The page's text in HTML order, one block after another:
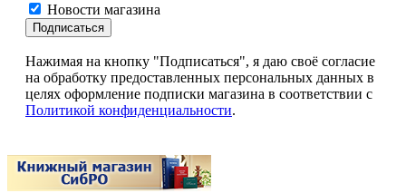
Новости магазина
Подписаться
Нажимая на кнопку "Подписаться", я даю своё согласие
на обработку предоставленных персональных данных в
целях оформление подписки магазина в соответствии с
Политикой конфиденциальности.